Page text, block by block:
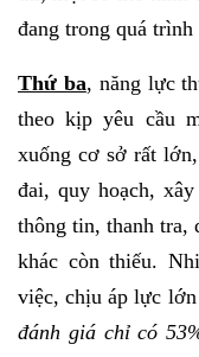
đang trong quá trình
Thứ ba, năng lực
theo kịp yêu cầu
xuống cơ sở rất
đai, quy hoạch,
thông tin, thanh tra,
khác còn thiếu.
việc, chịu áp lực
đánh giá chỉ có